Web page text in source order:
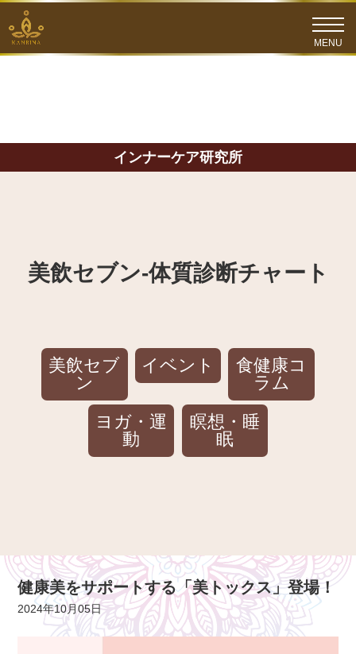
インナーケア研究所
美飲セブン‐体質診断チャート
美飲セブ
ン
イベント
食健康コ
ラム
ヨガ・運
動
瞑想・睡
眠
健康美をサポートする「美トックス」登場！
2024年10月05日